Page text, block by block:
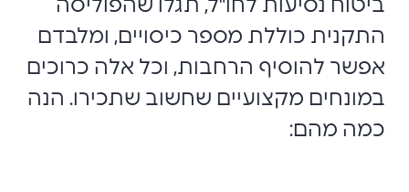
ביטוח נסיעות לחו"ל, תגלו שהפוליסה
התקנית כוללת מספר כיסויים, ומלבדם
אפשר להוסיף הרחבות, וכל אלה כרוכים
במונחים מקצועיים שחשוב שתכירו. הנה
כמה מהם: